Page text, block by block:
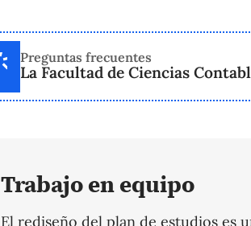
Preguntas frecuentes
La Facultad de Ciencias
Trabajo en equipo
El rediseño del plan de estudios es